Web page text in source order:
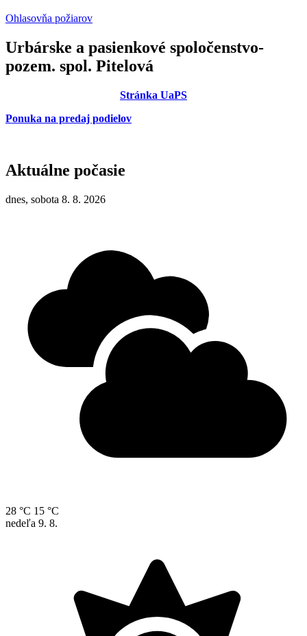
Ohlasovňa požiarov
Urbárske a pasienkové spoločenstvo-
pozem. spol. Pitelová
Stránka UaPS
Ponuka na predaj podielov
Aktuálne počasie
dnes, sobota 8. 8. 2026
28 °C 15 °C
nedeľa 9. 8.